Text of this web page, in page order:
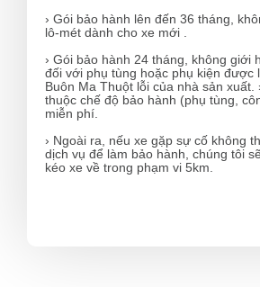
› Gói bảo hành lên đến 36 tháng,
lô-mét dành cho xe mới .
› Gói bảo hành 24 tháng, không giới
đối với phụ tùng hoặc phụ kiện được
Buôn Ma Thuột lỗi của nhà sản xuất.
thuộc chế độ bảo hành (phụ tùng,
miễn phí.
› Ngoài ra, nếu xe gặp sự cố không
dịch vụ để làm bảo hành, chúng tôi
kéo xe về trong phạm vi 5km.